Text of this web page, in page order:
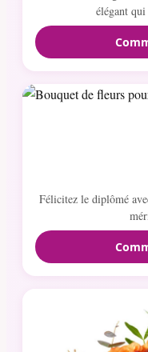
élégant
Félicitez le diplômé